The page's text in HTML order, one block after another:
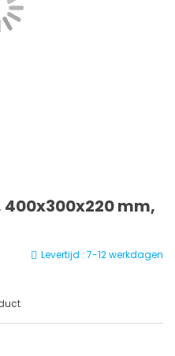
400x300x220 mm,
Levertijd : 7-12 werkdagen